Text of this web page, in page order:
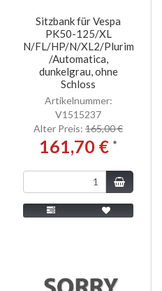
Sitzbank für Vespa
PK50-125/XL
N/FL/HP/N/XL2/Plurimatic
/Automatica,
dunkelgrau, ohne
Schloss
Artikelnummer:
V1515237
Alter Preis: 165,00 €
161,70 € *